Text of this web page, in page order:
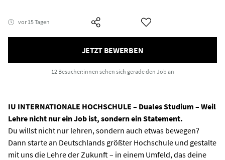
vor 15 Tagen
JETZT BEWERBEN
12 Besucher:innen sehen sich gerade den Job an
IU INTERNATIONALE HOCHSCHULE – Duales Studium – Weil
Lehre nicht nur ein Job ist, sondern ein Statement.
Du willst nicht nur lehren, sondern auch etwas bewegen?
Dann starte an Deutschlands größter Hochschule und gestalte
mit uns die Lehre der Zukunft – in einem Umfeld, das deine